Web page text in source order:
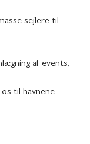
sejlere til
af events,
til havnene